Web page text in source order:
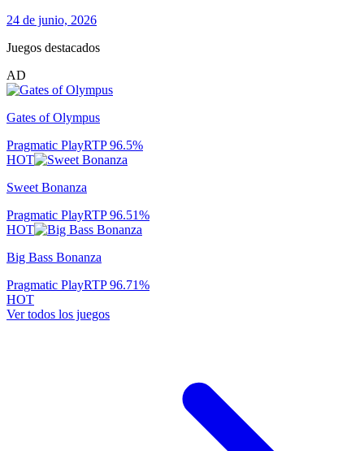
24 de junio, 2026
Juegos destacados
AD
Gates of Olympus
Pragmatic PlayRTP96.5%
HOT
Sweet Bonanza
Pragmatic PlayRTP96.51%
HOT
Big Bass Bonanza
Pragmatic PlayRTP96.71%
HOT
Ver todos los juegos